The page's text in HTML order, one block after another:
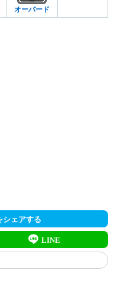
オーバード
シェアする
LINE